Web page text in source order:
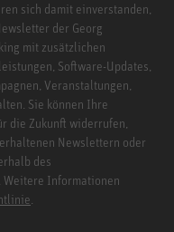
sich damit einverstanden,
der Georg
mit zusätzlichen
Software-Updates,
Veranstaltungen,
Sie können Ihre
die Zukunft widerrufen,
Newslettern oder
des
Informationen